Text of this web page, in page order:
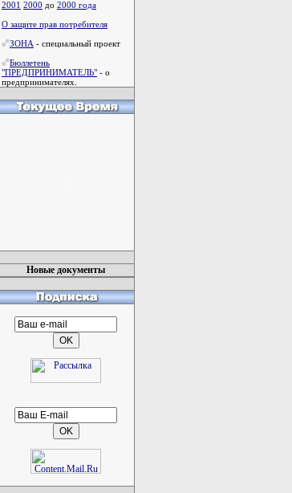
2001 2000 до 2000 года
О защите прав потребителя
ЗОНА - специальный проект
Бюллетень
"ПРЕДПРИНИМАТЕЛЬ" - о
предпринимателях.
Новые документы